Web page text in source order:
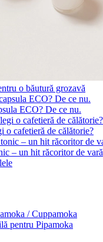
o băutură grozavă
ECO? De ce nu.
o cafetieră de călătorie?
– un hit răcoritor de vară
/ Cuppamoka
pentru Pipamoka